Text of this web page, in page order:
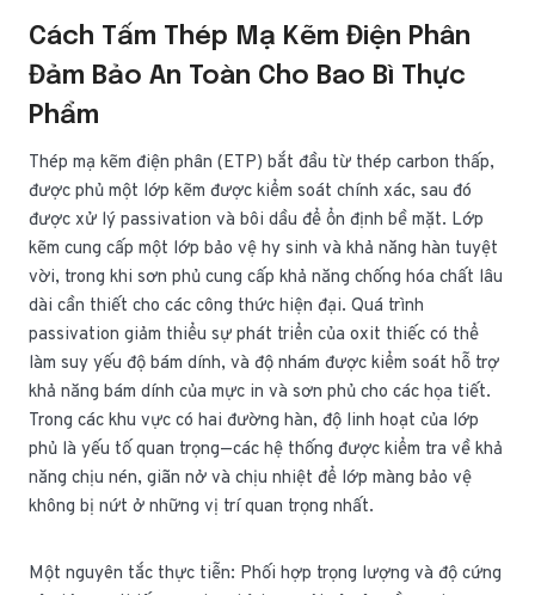
Cách Tấm Thép Mạ Kẽm Điện Phân
Đảm Bảo An Toàn Cho Bao Bì Thực
Phẩm
Thép mạ kẽm điện phân (ETP) bắt đầu từ thép carbon thấp,
được phủ một lớp kẽm được kiểm soát chính xác, sau đó
được xử lý passivation và bôi dầu để ổn định bề mặt. Lớp
kẽm cung cấp một lớp bảo vệ hy sinh và khả năng hàn tuyệt
vời, trong khi sơn phủ cung cấp khả năng chống hóa chất lâu
dài cần thiết cho các công thức hiện đại. Quá trình
passivation giảm thiểu sự phát triển của oxit thiếc có thể
làm suy yếu độ bám dính, và độ nhám được kiểm soát hỗ trợ
khả năng bám dính của mực in và sơn phủ cho các họa tiết.
Trong các khu vực có hai đường hàn, độ linh hoạt của lớp
phủ là yếu tố quan trọng—các hệ thống được kiểm tra về khả
năng chịu nén, giãn nở và chịu nhiệt để lớp màng bảo vệ
không bị nứt ở những vị trí quan trọng nhất.
Một nguyên tắc thực tiễn: Phối hợp trọng lượng và độ cứng